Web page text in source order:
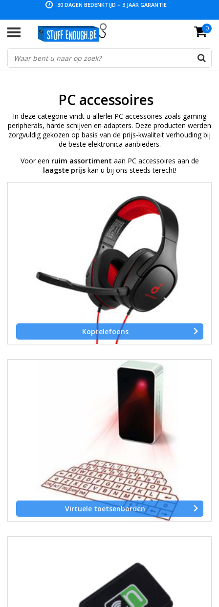
LAGE PRIJZEN EN RUIM ASSORTIMENT
0
PC accessoires
In deze categorie vindt u allerlei PC accessoires zoals gaming
peripherals, harde schijven en adapters. Deze producten werden
zorgvuldig gekozen op basis van de prijs-kwaliteit verhouding bij
de beste elektronica aanbieders.
Voor een ruim assortiment aan PC accessoires aan de
laagste prijskan u bij ons steeds terecht!
Koptelefoons
Virtuele toetsenborden